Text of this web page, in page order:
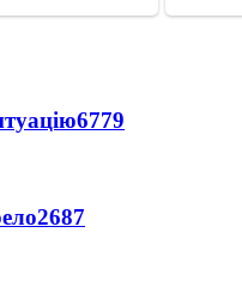
6779
2687